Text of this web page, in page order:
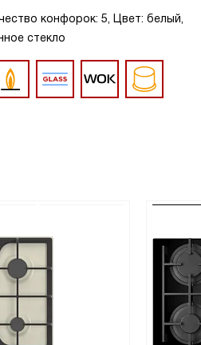
конфорок: 5, Цвет: белый,
стекло